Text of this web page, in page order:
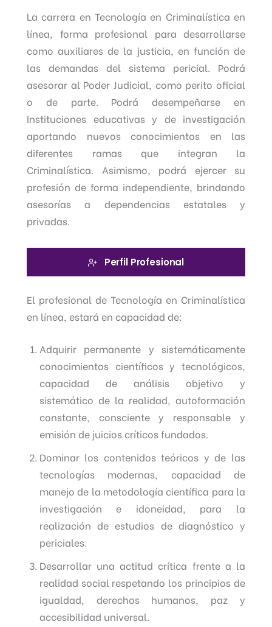
La carrera en Tecnología en Criminalística en
línea, forma profesional para desarrollarse
como auxiliares de la justicia, en función de
las demandas del sistema pericial. Podrá
asesorar al Poder Judicial, como perito oficial
o de parte. Podrá desempeñarse en
Instituciones educativas y de investigación
aportando nuevos conocimientos en las
diferentes ramas que integran la
Criminalística. Asimismo, podrá ejercer su
profesión de forma independiente, brindando
asesorías a dependencias estatales y
privadas.
Perfil Profesional
El profesional de Tecnología en Criminalística
en línea, estará en capacidad de:
Adquirir permanente y sistemáticamente
conocimientos científicos y tecnológicos,
capacidad de análisis objetivo y
sistemático de la realidad, autoformación
constante, consciente y responsable y
emisión de juicios críticos fundados.
Dominar los contenidos teóricos y de las
tecnologías modernas, capacidad de
manejo de la metodología científica para la
investigación e idoneidad, para la
realización de estudios de diagnóstico y
periciales.
Desarrollar una actitud crítica frente a la
realidad social respetando los principios de
igualdad, derechos humanos, paz y
accesibilidad universal.